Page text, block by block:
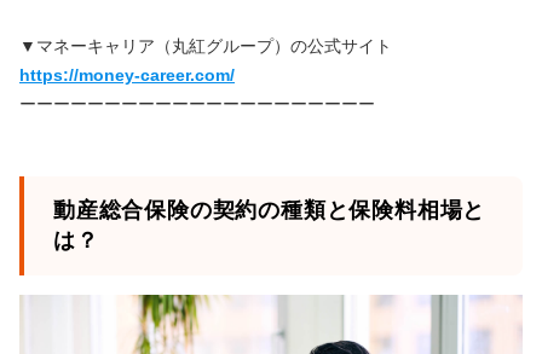
▼マネーキャリア（丸紅グループ）の公式サイト
https://money-career.com/
ーーーーーーーーーーーーーーーーーーーーー
動産総合保険の契約の種類と保険料相場と
は？